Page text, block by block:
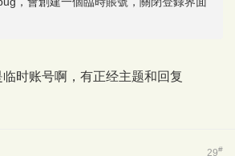
时账号啊，有正经主题和回复
29#